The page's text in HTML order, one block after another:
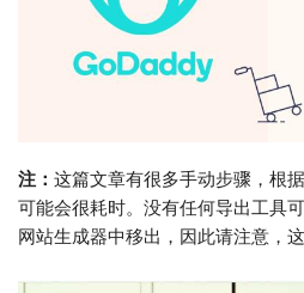
注： 这篇文章有很多手动步骤，根
可能会很耗时。没有任何导出工具
网站生成器中移出，因此请注意，